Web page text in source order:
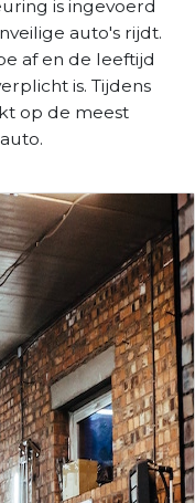
is ingevoerd
auto's rijdt.
af en de leeftijd
is. Tijdens
op de meest